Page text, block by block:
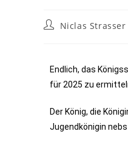
Niclas Strasser
Endlich, das
für 2025 zu
Der König, die
Jugendkönigin